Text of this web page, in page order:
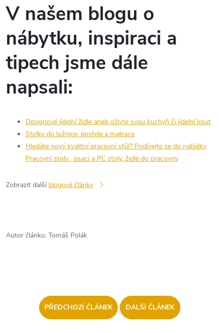
V našem blogu o
nábytku, inspiraci a
tipech jsme dále
napsali:
Designové jídelní židle aneb oživte svou kuchyň či jídelní kout
Stolky do ložnice, postele a matrace
Hledáte nový kvalitní pracovní stůl? Podívejte se do nabídky
Pracovní stoly , psací a PC stoly, židle do pracovny
Zobrazit další blogové články
Autor článku: Tomáš Polák
PŘEDCHOZÍ ČLÁNEK DALŠÍ ČLÁNEK